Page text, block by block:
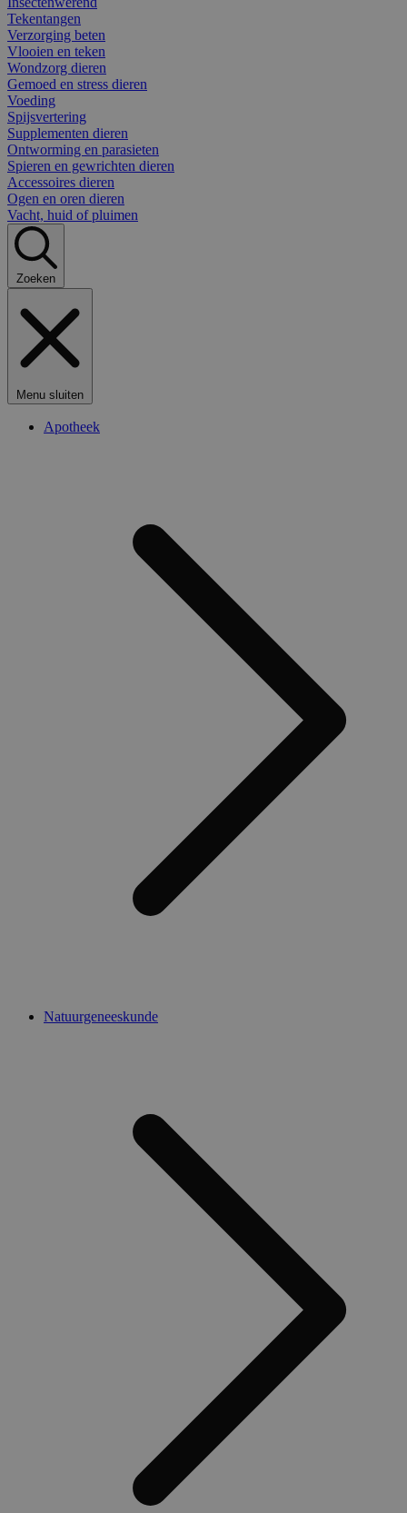
Tekentangen
Verzorging beten
Vlooien en teken
Wondzorg dieren
Gemoed en stress dieren
Voeding
Spijsvertering
Supplementen dieren
Ontworming en parasieten
Spieren en gewrichten dieren
Accessoires dieren
Ogen en oren dieren
Vacht, huid of pluimen
Zoeken
Menu sluiten
Apotheek
Natuurgeneeskunde